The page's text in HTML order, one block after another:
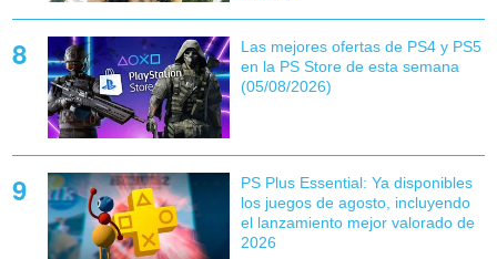
Las mejores ofertas de PS4 y PS5
en la PS Store de esta semana
(05/08/2026)
PS Plus Essential: Ya disponibles
los juegos de agosto, incluyendo
el lanzamiento mejor valorado de
2026